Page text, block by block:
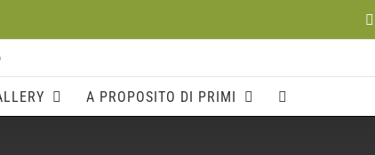
A PROPOSITO DI PRIMI